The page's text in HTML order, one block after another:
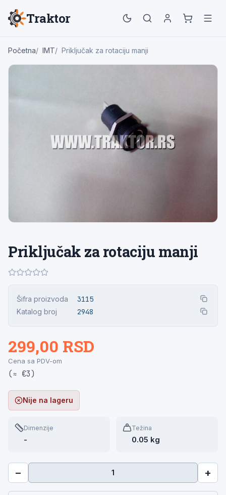
Traktor
Početna IMT Priključak za rotaciju manji
Priključak za rotaciju manji
Šifra proizvoda 3115
Katalog broj 2948
299,00 RSD
Cena sa PDV-om
(≈ €3)
Nije na lageru
Dimenzije
-
Težina
0.05 kg
− +